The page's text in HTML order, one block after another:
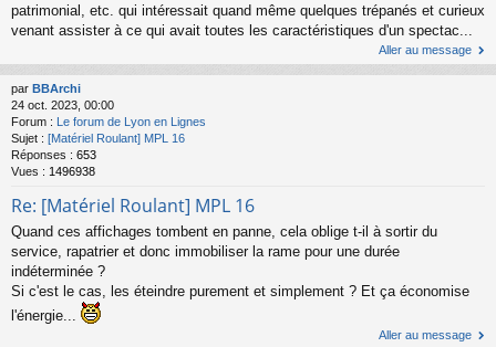
patrimonial, etc. qui intéressait quand même quelques trépanés et curieux
venant assister à ce qui avait toutes les caractéristiques d'un spectac...
Aller au message
par BBArchi
24 oct. 2023, 00:00
Forum : Le forum de Lyon en Lignes
Sujet : [Matériel Roulant] MPL 16
Réponses : 653
Vues : 1496938
Re: [Matériel Roulant] MPL 16
Quand ces affichages tombent en panne, cela oblige t-il à sortir du
service, rapatrier et donc immobiliser la rame pour une durée
indéterminée ?
Si c'est le cas, les éteindre purement et simplement ? Et ça économise
l'énergie...
Aller au message